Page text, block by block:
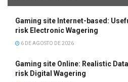
Gaming site Internet-based:
risk Electronic Wagering
6 DE AGOSTO DE 2026
Gaming site Online: Realistic
risk Digital Wagering